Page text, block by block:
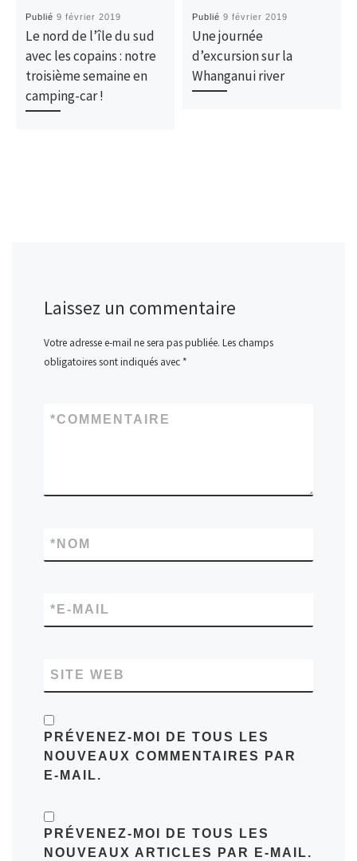
Publié9 février 2019
Le nord de l’île du sud
avec les copains : notre
troisième semaine en
camping-car !
Publié9 février 2019
Une journée
d’excursion sur la
Whanganui river
Laissez un commentaire
Votre adresse e-mail ne sera pas publiée. Les champs
obligatoires sont indiqués avec *
COMMENTAIRE
*
NOM
*
E-MAIL
*
SITE WEB
PRÉVENEZ-MOI DE TOUS LES
NOUVEAUX COMMENTAIRES PAR
E-MAIL.
PRÉVENEZ-MOI DE TOUS LES
NOUVEAUX ARTICLES PAR E-MAIL.